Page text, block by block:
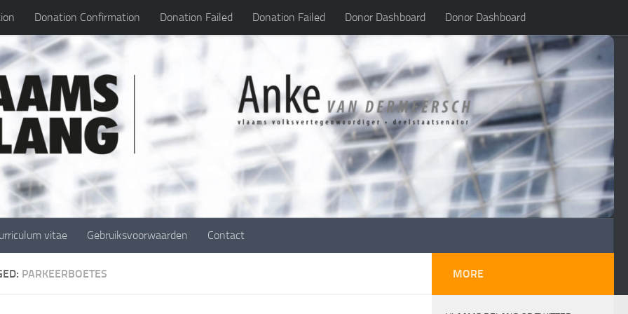
Donation Confirmation Donation Failed Donation Failed Donor Dashboard Donor Dashboard
vitae Gebruiksvoorwaarden Contact
PARKEERBOETES MORE